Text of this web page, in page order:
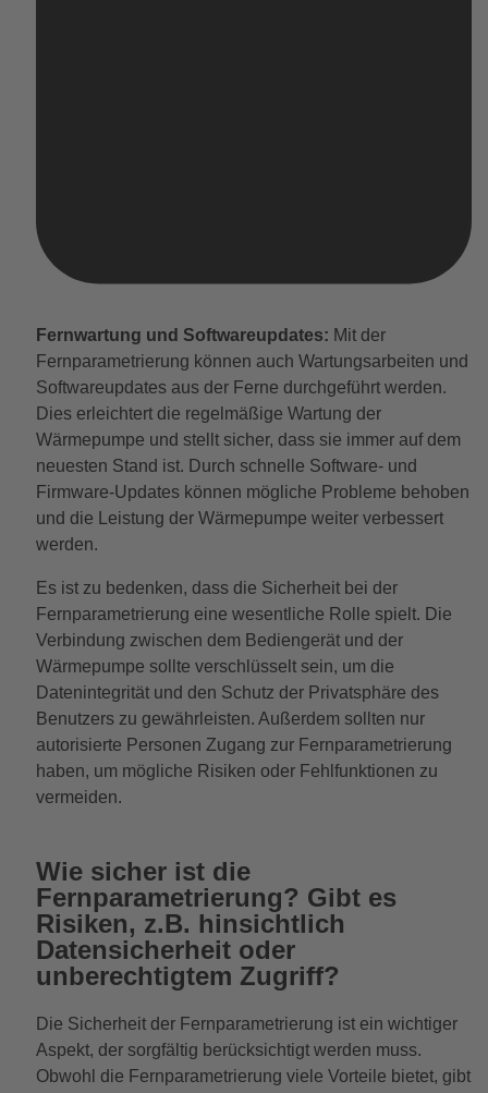
Fernwartung und Softwareupdates: Mit der
Fernparametrierung können auch Wartungsarbeiten und
Softwareupdates aus der Ferne durchgeführt werden.
Dies erleichtert die regelmäßige Wartung der
Wärmepumpe und stellt sicher, dass sie immer auf dem
neuesten Stand ist. Durch schnelle Software- und
Firmware-Updates können mögliche Probleme behoben
und die Leistung der Wärmepumpe weiter verbessert
werden.
Es ist zu bedenken, dass die Sicherheit bei der
Fernparametrierung eine wesentliche Rolle spielt. Die
Verbindung zwischen dem Bediengerät und der
Wärmepumpe sollte verschlüsselt sein, um die
Datenintegrität und den Schutz der Privatsphäre des
Benutzers zu gewährleisten. Außerdem sollten nur
autorisierte Personen Zugang zur Fernparametrierung
haben, um mögliche Risiken oder Fehlfunktionen zu
vermeiden.
Wie sicher ist die
Fernparametrierung? Gibt es
Risiken, z.B. hinsichtlich
Datensicherheit oder
unberechtigtem Zugriff?
Die Sicherheit der Fernparametrierung ist ein wichtiger
Aspekt, der sorgfältig berücksichtigt werden muss.
Obwohl die Fernparametrierung viele Vorteile bietet, gibt